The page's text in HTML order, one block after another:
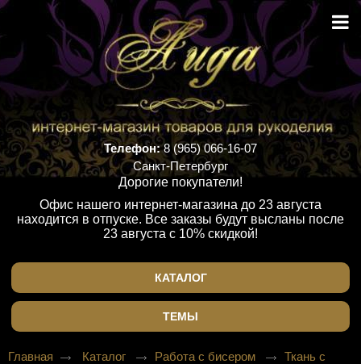
Телефон:8 (965) 066-16-07
Санкт-Петербург
Дорогие покупатели!
Офис нашего интернет-магазина до 23 августа
находится в отпуске. Все заказы будут высланы после
23 августа с 10% скидкой!
КАТАЛОГ
ТЕМЫ
Главная Каталог Работа с бисером
Ткань с